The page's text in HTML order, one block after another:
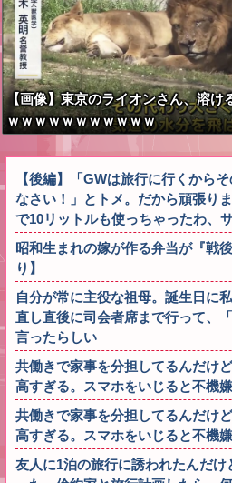
【画像】東京のライオンさん、溶け
ｗｗｗｗｗｗｗｗｗｗｗ
【後編】「GWは旅行に行くから
なさい！」とトメ。だから頑張り
で10リットルも使っちゃったわ、
昭和生まれの嫁が作る弁当が『戦
り】
自分が常に主役な祖母。誕生日に
直し直後に司会者席まで行って、
言ったらしい
共働きで家事を分担してるんだけ
高すぎる。スマホをいじると不機
共働きで家事を分担してるんだけ
高すぎる。スマホをいじると不機
友人に1泊の旅行に誘われたんだ